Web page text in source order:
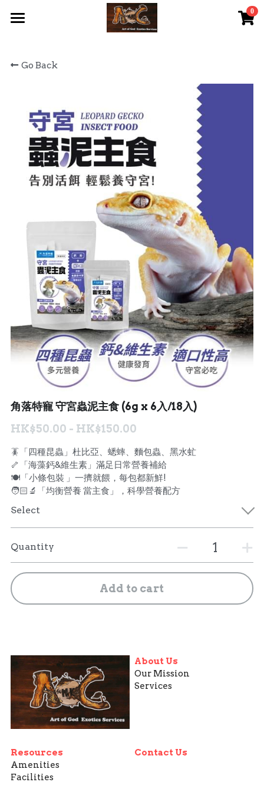
0
關於我們 About Us
最新資訊 Latest News
AOG Channel
網上商店 Shop Now
飼養陸龜小貼士 Tips
Facebook 專頁Facebook Page
Tough Cubic 爬蟲箱預訂
聯絡我們 Contact Us
Search
繁體中文
繁體中文
English
Go Back
角落特寵 守宮蟲泥主食 (6g x 6入/18入)
HK$50.00 - HK$150.00
🪳「四種昆蟲」杜比亞、蟋蟀、麵包蟲、黑水虻
🦴「海藻鈣&維生素」滿足日常營養補給
🍽️「小條包裝 」一擠就餵，每包都新鮮!
🧑🏻‍🔬「均衡營養 當主食」，科學營養配方
Select
Quantity
Add to cart
About Us
Our Mission
Services
Resources
Amenities
Facilities
Contact Us
×
STORE CATEGORIES
All Categories